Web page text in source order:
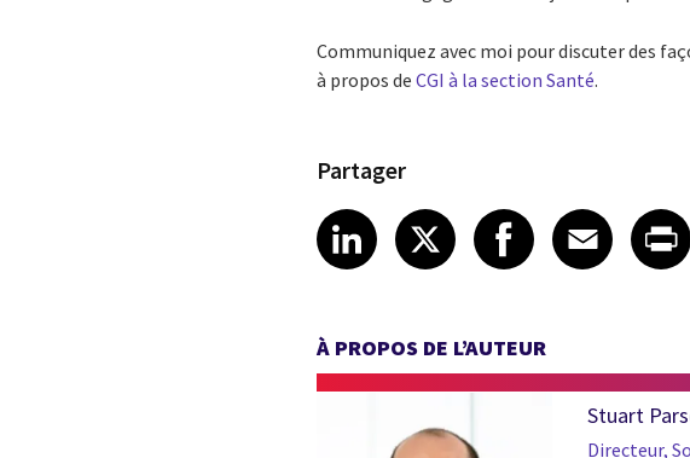
Communiquez avec moi pour discuter des
à propos deCGI à la section Santé.
Partager
Share article on
LinkedIn
Share article on X
XShare article
Facebook
ShareEmail
À PROPOS DE L’AUTEUR
Stuart
Directeur,